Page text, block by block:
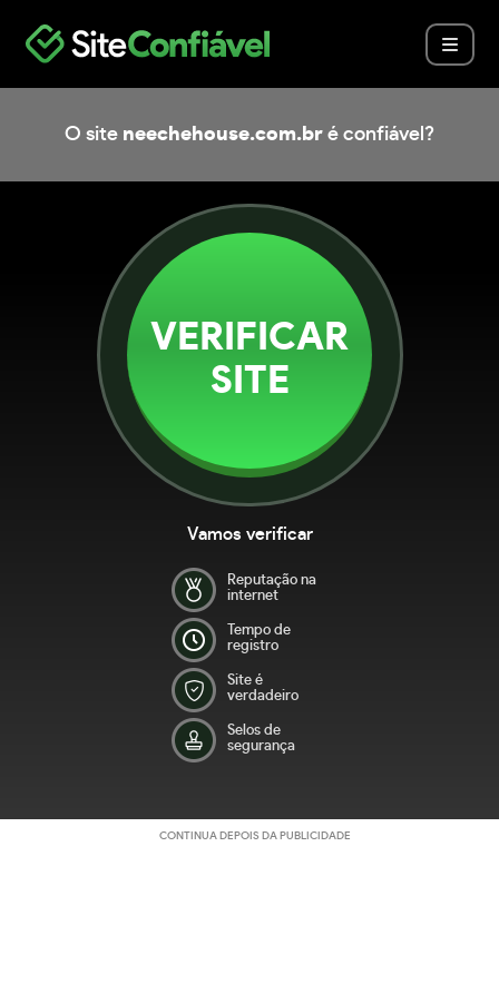
O site neechehouse.com.br é confiável?
VERIFICAR
SITE
Vamos verificar
Reputação na
internet
Tempo de
registro
Site é
verdadeiro
Selos de
segurança
CONTINUA DEPOIS DA PUBLICIDADE